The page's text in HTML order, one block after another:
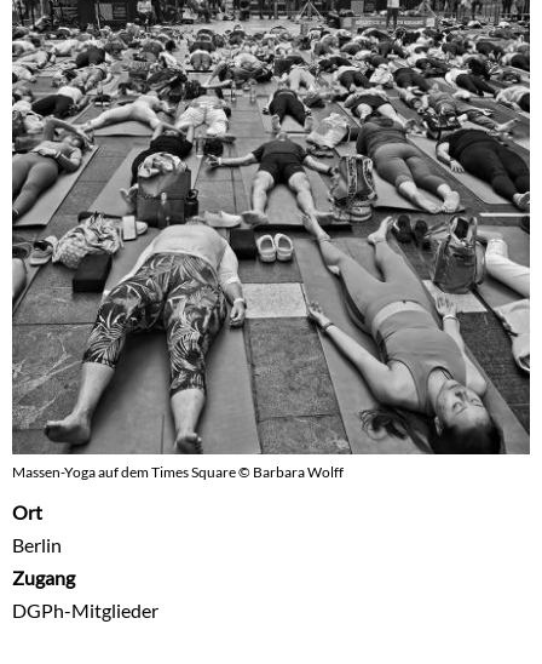
Massen-Yoga auf dem Times Square © Barbara Wolff
Ort
Berlin
Zugang
DGPh-Mitglieder